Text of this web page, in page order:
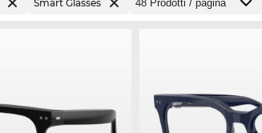
Smart Glasses